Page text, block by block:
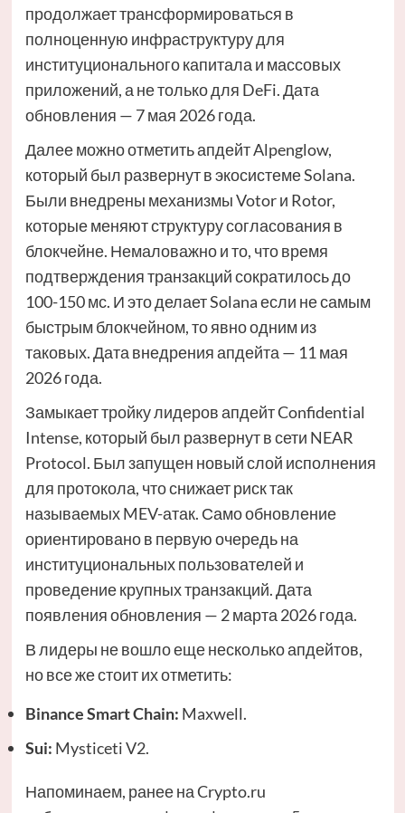
продолжает трансформироваться в
полноценную инфраструктуру для
институционального капитала и массовых
приложений, а не только для DeFi. Дата
обновления — 7 мая 2026 года.
Далее можно отметить апдейт Alpenglow,
который был развернут в экосистеме Solana.
Были внедрены механизмы Votor и Rotor,
которые меняют структуру согласования в
блокчейне. Немаловажно и то, что время
подтверждения транзакций сократилось до
100-150 мс. И это делает Solana если не самым
быстрым блокчейном, то явно одним из
таковых. Дата внедрения апдейта — 11 мая
2026 года.
Замыкает тройку лидеров апдейт Confidential
Intense, который был развернут в сети NEAR
Protocol. Был запущен новый слой исполнения
для протокола, что снижает риск так
называемых MEV-атак. Само обновление
ориентировано в первую очередь на
институциональных пользователей и
проведение крупных транзакций. Дата
появления обновления — 2 марта 2026 года.
В лидеры не вошло еще несколько апдейтов,
но все же стоит их отметить:
Binance Smart Chain: Maxwell.
Sui: Mysticeti V2.
Напоминаем, ранее на Crypto.ru